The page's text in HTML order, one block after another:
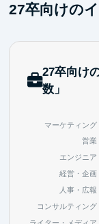
27卒向けの
27卒向け
数」